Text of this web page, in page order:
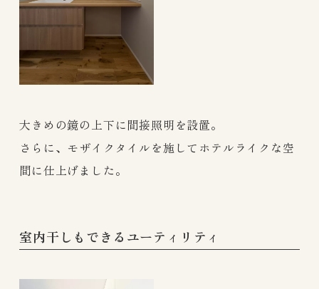
大きめの鏡の上下に間接照明を設置。
さらに、モザイクタイルを施してホテルライクな空
間に仕上げました。
室内干しもできるユーティリティ